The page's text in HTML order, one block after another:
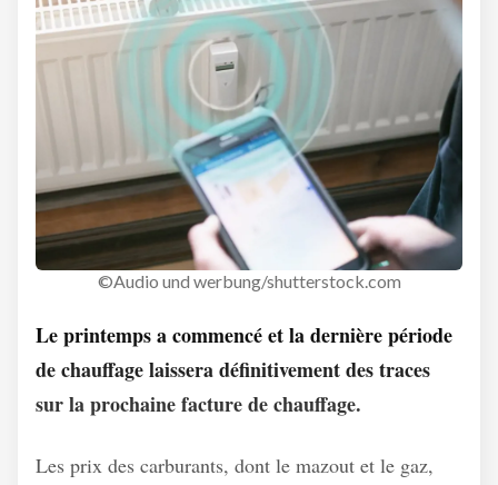
©Audio und werbung/shutterstock.com
Le printemps a commencé et la dernière période
de chauffage laissera définitivement des traces
sur la prochaine facture de chauffage.
Les prix des carburants, dont le mazout et le gaz,